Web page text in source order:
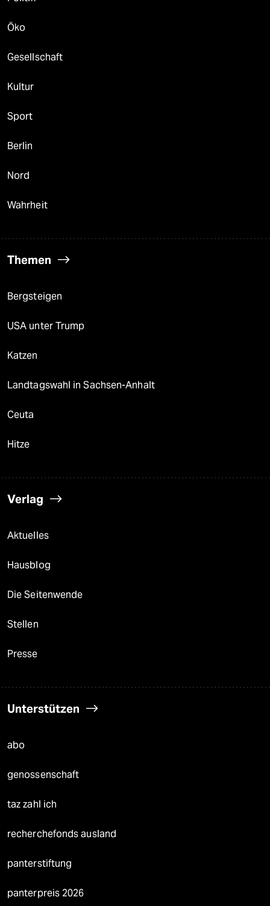
Öko
Gesellschaft
Kultur
Sport
Berlin
Nord
Wahrheit
Themen
Bergsteigen
USA unter Trump
Katzen
Landtagswahl in Sachsen-Anhalt
Ceuta
Hitze
Verlag
Aktuelles
Hausblog
Die Seitenwende
Stellen
Presse
Unterstützen
abo
genossenschaft
taz zahl ich
recherchefonds ausland
panterstiftung
panterpreis 2026